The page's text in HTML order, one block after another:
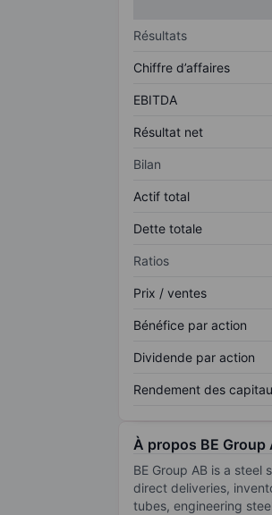
Résultats
Chiffre d’affaires
EBITDA
Résultat net
Bilan
Actif total
Dette totale
Ratios
Prix / ventes
Bénéfice par action
Dividende par action
Rendement des
À propos BE Group
BE Group AB is a
direct deliveries,
tubes, engineering